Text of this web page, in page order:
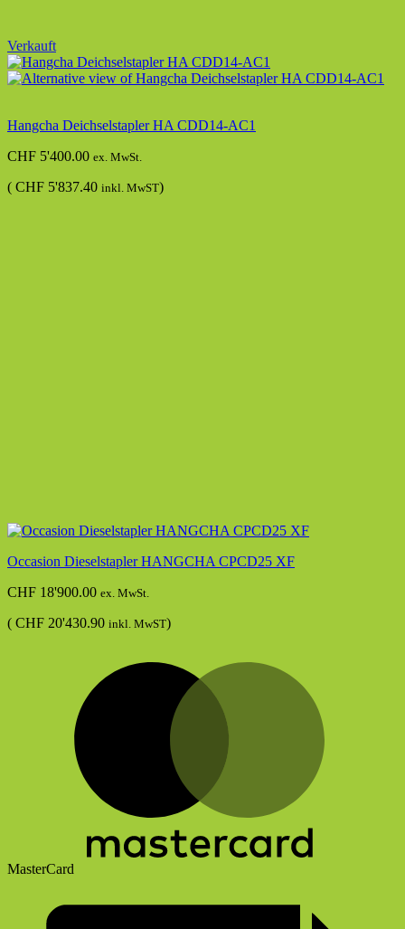
Verkauft
Hangcha Deichselstapler HA CDD14-AC1
CHF 5'400.00 ex. MwSt.
( CHF 5'837.40 inkl. MwST)
Occasion Dieselstapler HANGCHA CPCD25 XF
CHF 18'900.00 ex. MwSt.
( CHF 20'430.90 inkl. MwST)
MasterCard